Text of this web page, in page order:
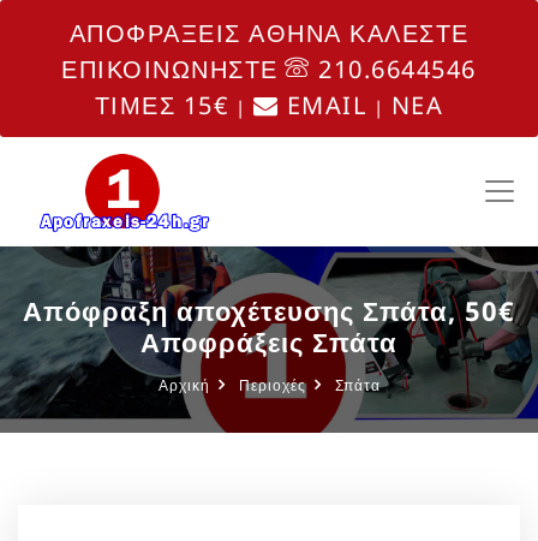
ΑΠΟΦΡΑΞΕΙΣ ΑΘΗΝΑ ΚΑΛΕΣΤΕ
ΕΠΙΚΟΙΝΩΝΗΣΤΕ
210.6644546
ΤΙΜΕΣ 15€ | EMAIL | NEA
Απόφραξη αποχέτευσης Σπάτα, 50€
Αποφράξεις Σπάτα
Αρχική Περιοχές Σπάτα